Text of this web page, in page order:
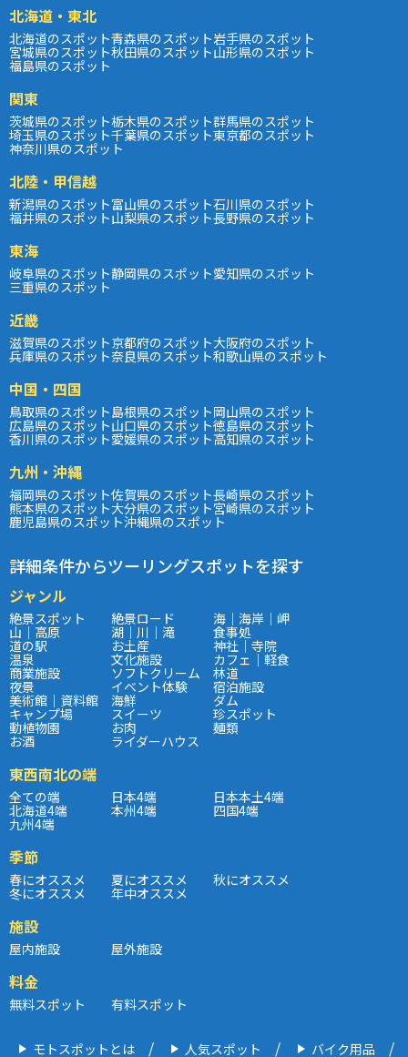
北海道・東北
北海道のスポット青森県のスポット岩手県のスポット
宮城県のスポット秋田県のスポット山形県のスポット
福島県のスポット
関東
茨城県のスポット栃木県のスポット群馬県のスポット
埼玉県のスポット千葉県のスポット東京都のスポット
神奈川県のスポット
北陸・甲信越
新潟県のスポット富山県のスポット石川県のスポット
福井県のスポット山梨県のスポット長野県のスポット
東海
岐阜県のスポット静岡県のスポット愛知県のスポット
三重県のスポット
近畿
滋賀県のスポット京都府のスポット大阪府のスポット
兵庫県のスポット奈良県のスポット和歌山県のスポット
中国・四国
鳥取県のスポット島根県のスポット岡山県のスポット
広島県のスポット山口県のスポット徳島県のスポット
香川県のスポット愛媛県のスポット高知県のスポット
九州・沖縄
福岡県のスポット佐賀県のスポット長崎県のスポット
熊本県のスポット大分県のスポット宮崎県のスポット
鹿児島県のスポット沖縄県のスポット
詳細条件からツーリングスポットを探す
ジャンル
絶景スポット 絶景ロード 海｜海岸｜岬
山｜高原 湖｜川｜滝 食事処
道の駅 お土産 神社｜寺院
温泉 文化施設 カフェ｜軽食
商業施設 ソフトクリーム 林道
夜景 イベント体験 宿泊施設
美術館｜資料館 海鮮 ダム
キャンプ場 スイーツ 珍スポット
動植物園 お肉 麺類
お酒 ライダーハウス
東西南北の端
全ての端 日本4端 日本本土4端
北海道4端 本州4端 四国4端
九州4端
季節
春にオススメ 夏にオススメ 秋にオススメ
冬にオススメ 年中オススメ
施設
屋内施設 屋外施設
料金
無料スポット 有料スポット
モトスポットとは 人気スポット バイク用品